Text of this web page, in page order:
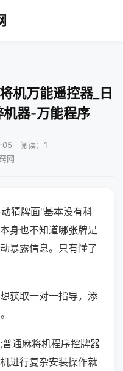
机万能遥控器_日
机器-万能程序
｜阅读：1
网
猜牌面"基本没有科
身也不知道哪张牌是
暴露信息。只有懂了
获取一对一指导，添
通麻将机程序控牌器
进行复杂安装操作就